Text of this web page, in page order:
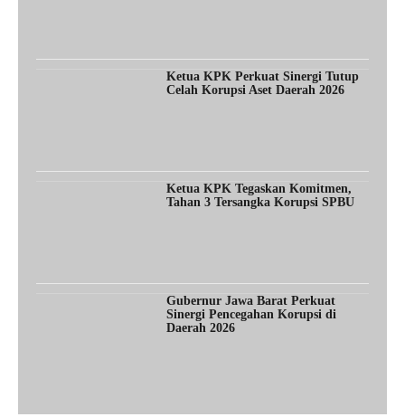
Ketua KPK Perkuat Sinergi Tutup
Celah Korupsi Aset Daerah 2026
Ketua KPK Tegaskan Komitmen,
Tahan 3 Tersangka Korupsi SPBU
Gubernur Jawa Barat Perkuat
Sinergi Pencegahan Korupsi di
Daerah 2026